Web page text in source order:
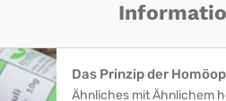
Das Prinzip der
Ähnliches mit Ähnlichem